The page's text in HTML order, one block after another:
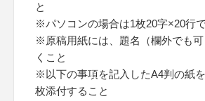
と
※パソコンの場合は1枚20字×20行
※原稿用紙には、題名（欄外でも
くこと
※以下の事項を記入したA4判の紙
枚添付すること